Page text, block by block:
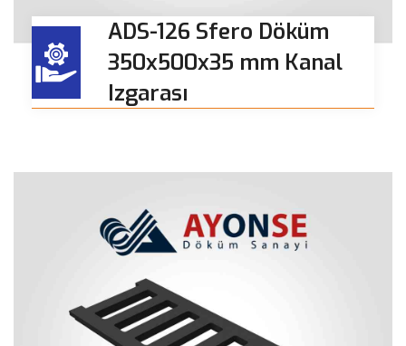
ADS-126 Sfero Döküm
350x500x35 mm Kanal
Izgarası